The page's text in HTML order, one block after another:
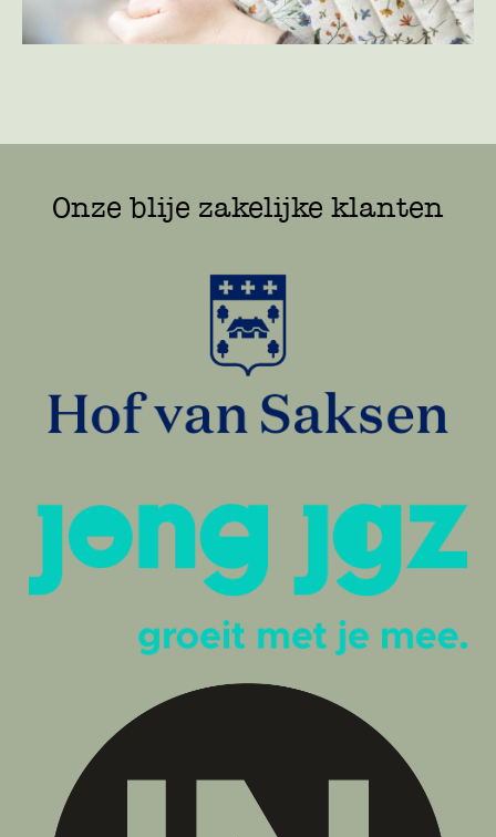
Onze blije zakelijke klanten